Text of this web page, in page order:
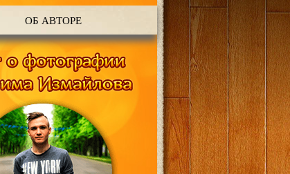
ОБ АВТОРЕ